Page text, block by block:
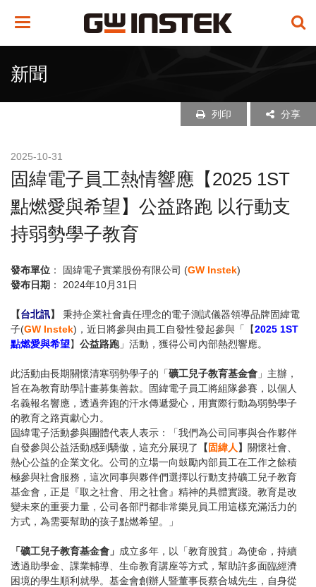
Toggle
新聞
列印 分享
2025-10-31
固緯電子員工熱情響應【2025 1ST
點燃愛與希望】公益路跑 以行動支
持弱勢學子教育
發布單位 ： 固緯電子實業股份有限公司 (GW Instek)
發布日期 ： 2024年10月31日
【台北訊】
秉持企業社會責任理念的電子測試儀器領導品牌固緯電
子(GW Instek)，近日將參與由員工自發性發起參與「【2025 1ST
點燃愛與希望】 公益路跑」活動，獲得公司內部熱烈響應。
此活動由長期關懷清寒弱勢學子的「礦工兒子教育基金會 」主辦，
旨在為教育助學計畫募集善款。固緯電子員工將組隊參賽，以個人
名義報名響應，透過奔跑的汗水傳遞愛心，用實際行動為弱勢學子
的教育之路貢獻心力。
固緯電子活動參與團體代表人表示：「我們為公司同事與合作夥伴
自發參與公益活動感到驕傲，這充分展現了
【 固緯人 】 關懷社會、
熱心公益的企業文化。公司的立場一向鼓勵內部員工在工作之餘積
極參與社會服務，這次同事與夥伴們選擇以行動支持礦工兒子教育
基金會，正是『取之社會、用之社會』精神的具體實踐。教育是改
變未來的重要力量，公司各部門都非常樂見員工用這樣充滿活力的
方式，為需要幫助的孩子點燃希望。」
「礦工兒子教育基金會」 成立多年，以「教育脫貧」為使命，持續
透過助學金、課業輔導、生命教育講座等方式，幫助許多面臨經濟
困境的學生順利就學。基金會創辦人暨董事長蔡合城先生，自身從